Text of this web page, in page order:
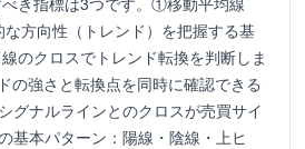
な方向性（トレンド）を把握する基
のクロスでトレンド転換を判断しま
の強さと転換点を同時に確認できる
グナルラインとのクロスが売買サイ
基本パターン：陽線・陰線・上ヒ